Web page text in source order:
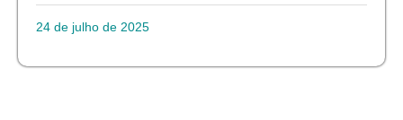
24 de julho de 2025